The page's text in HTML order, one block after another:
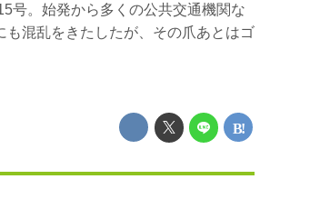
号。始発から多くの公共交通機関な
混乱をきたしたが、その爪あとはゴ